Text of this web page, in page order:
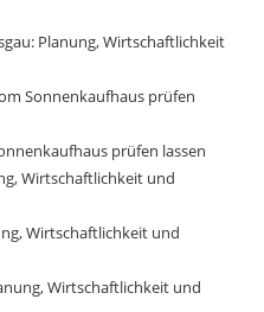
Planung, Wirtschaftlichkeit
Sonnenkaufhaus prüfen
prüfen lassen
Wirtschaftlichkeit und
Wirtschaftlichkeit und
Wirtschaftlichkeit und